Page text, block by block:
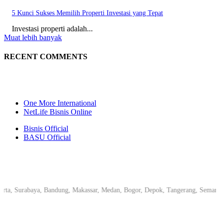
5 Kunci Sukses Memilih Properti Investasi yang Tepat
Investasi properti adalah...
Muat lebih banyak
RECENT COMMENTS
One More International
NetLife Bisnis Online
Bisnis Official
BASU Official
Bandung, Makassar, Medan, Bogor, Depok, Tangerang, Semarang,